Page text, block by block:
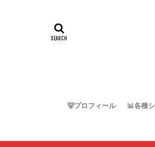
🐻プロフィール 📊各種